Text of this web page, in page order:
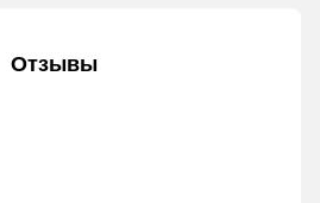
Отзывы